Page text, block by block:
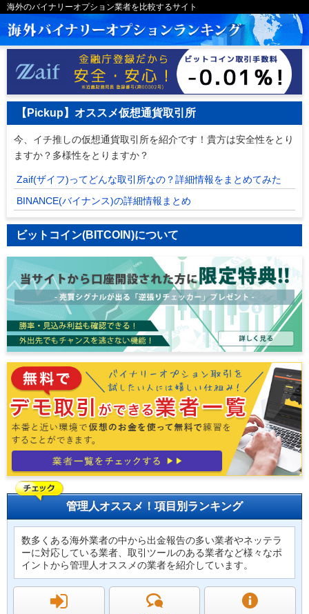
海外のバイナリーオプション業者を比較するサイト
【Pickup】オススメ仮想通貨取引所
今、イチ推しの仮想通貨取引所を紹介です！貴方は安全性をとり
ますか？多様性をとりますか？
Zaif(ザイフ)ってどんな取引所なの？詳細情報をまとめてみた
BINANCE(バイナンス)の詳細情報まとめ
ビットコイン(BITCOIN)について
管理人オススメ！項目別ランキング
数多くある海外業者の中から出金報告の多い業者やネッテラ
ーに対応している業者、取引ツールのある業者など様々なポ
イントから管理人オススメの業者を紹介しています。